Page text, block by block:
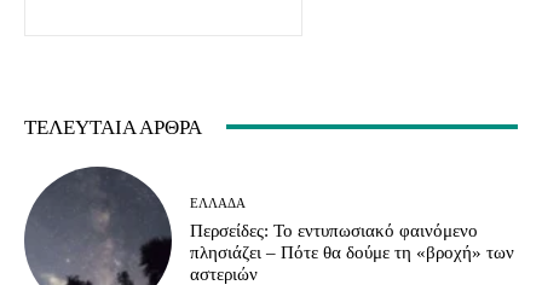
ΤΕΛΕΥΤΑΊΑ ΆΡΘΡΑ
ΕΛΛΆΔΑ
Περσείδες: Το εντυπωσιακό φαινόμενο
πλησιάζει – Πότε θα δούμε τη «βροχή» των
αστεριών